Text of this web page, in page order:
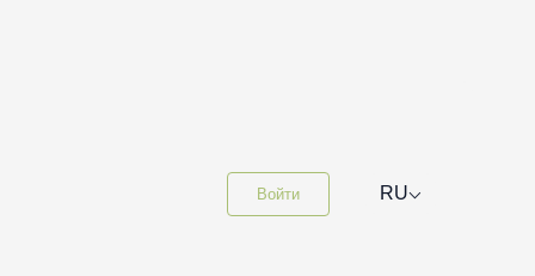
Войти RU⌵